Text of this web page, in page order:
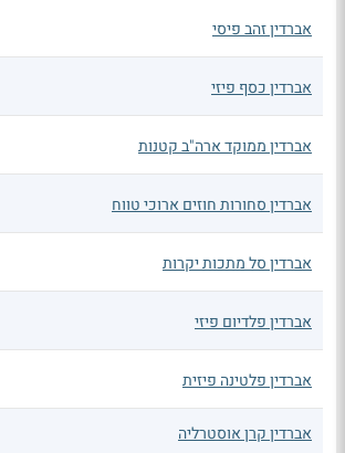
אברדין זהב פיסי
אברדין כסף פיזי
אברדין ממוקד ארה"ב קטנות
אברדין סחורות חוזים ארוכי טווח
אברדין סל מתכות יקרות
אברדין פלדיום פיזי
אברדין פלטינה פיזית
אברדין קרן אוסטרליה